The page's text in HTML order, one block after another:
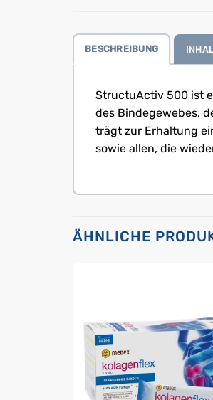
BESCHREIBUNG
StructuActiv 500 ist
des Bindegewebes,
trägt zur Erhaltung
sowie allen, die
ÄHNLICHE